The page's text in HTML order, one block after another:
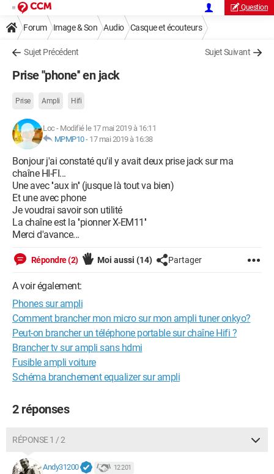
Question
Forum Image & Son Audio Casque et écouteurs
Sujet Précédent Sujet Suivant
Prise ''phone'' en jack
Prise Ampli Hifi
Loc - Modifié le 17 mai 2019 à 16:11
MPMP10- 17 mai 2019 à 16:38
Bonjour j'ai constaté qu'il y avait deux prise jack sur ma
chaîne HI-FI...
Une avec ''aux in'' (jusque là tout va bien)
Et une avec phone
Je voudrai savoir son utilité
La chaîne est la ''pionner X-EM11''
Merci d'avance...
Répondre (2) Moi aussi (14) Partager
A voir également:
Phones sur ampli
Comment brancher mon micro sur mon ampli tuner onkyo?
Peut-on brancher un téléphone portable sur chaîne Hifi ?
Brancher tv sur ampli sans hdmi
Fusible ampli voiture
Schéma branchement equalizer sur ampli
2 réponses
RÉPONSE 1 / 2
Andy31200 12 201